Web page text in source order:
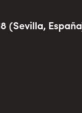
(Sevilla,